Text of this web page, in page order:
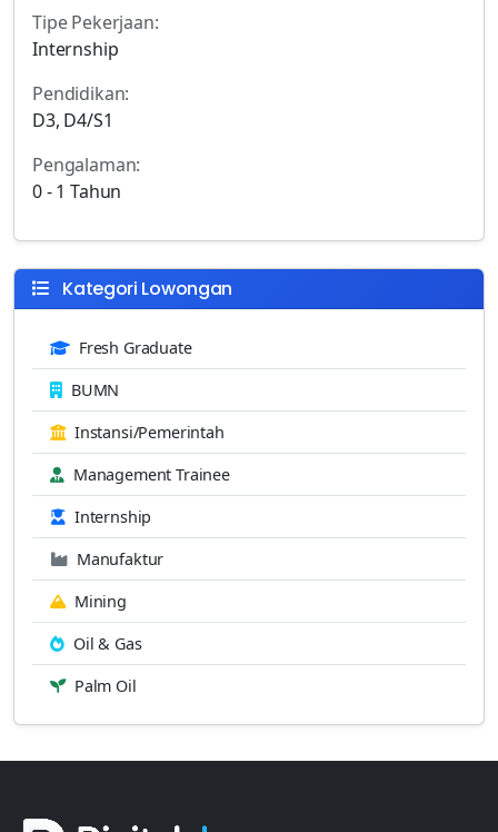
Tipe Pekerjaan:
Internship
Pendidikan:
D3, D4/S1
Pengalaman:
0 - 1 Tahun
Kategori Lowongan
Fresh Graduate
BUMN
Instansi/Pemerintah
Management Trainee
Internship
Manufaktur
Mining
Oil & Gas
Palm Oil